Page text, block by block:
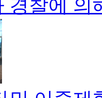
경찰에 의